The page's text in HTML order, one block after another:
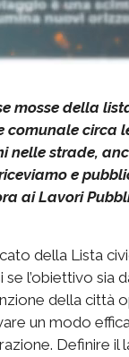
mosse della
comunale circa
nelle strade,
e
ai Lavori
della Lista
l’obiettivo sia
della città
un modo
Definire il